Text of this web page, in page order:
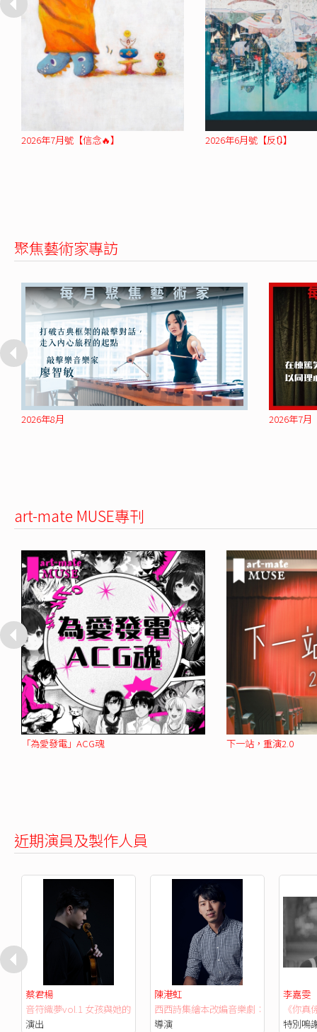
2026年7月號【信念🔥】 2026年6月號【反🔃】
聚焦藝術家專訪
2026年8月 2026年7月
art-mate MUSE專刊
「為愛發電」ACG魂 下一站，重演2.0
近期演員及製作人員
蔡君楊
音符織夢vol.1 女孩與她的奇異夢幻前奏
演出
陳港虹
西西詩集繪本改編音樂劇：可不可以說
導演
李嘉雯
《你
特別嗚